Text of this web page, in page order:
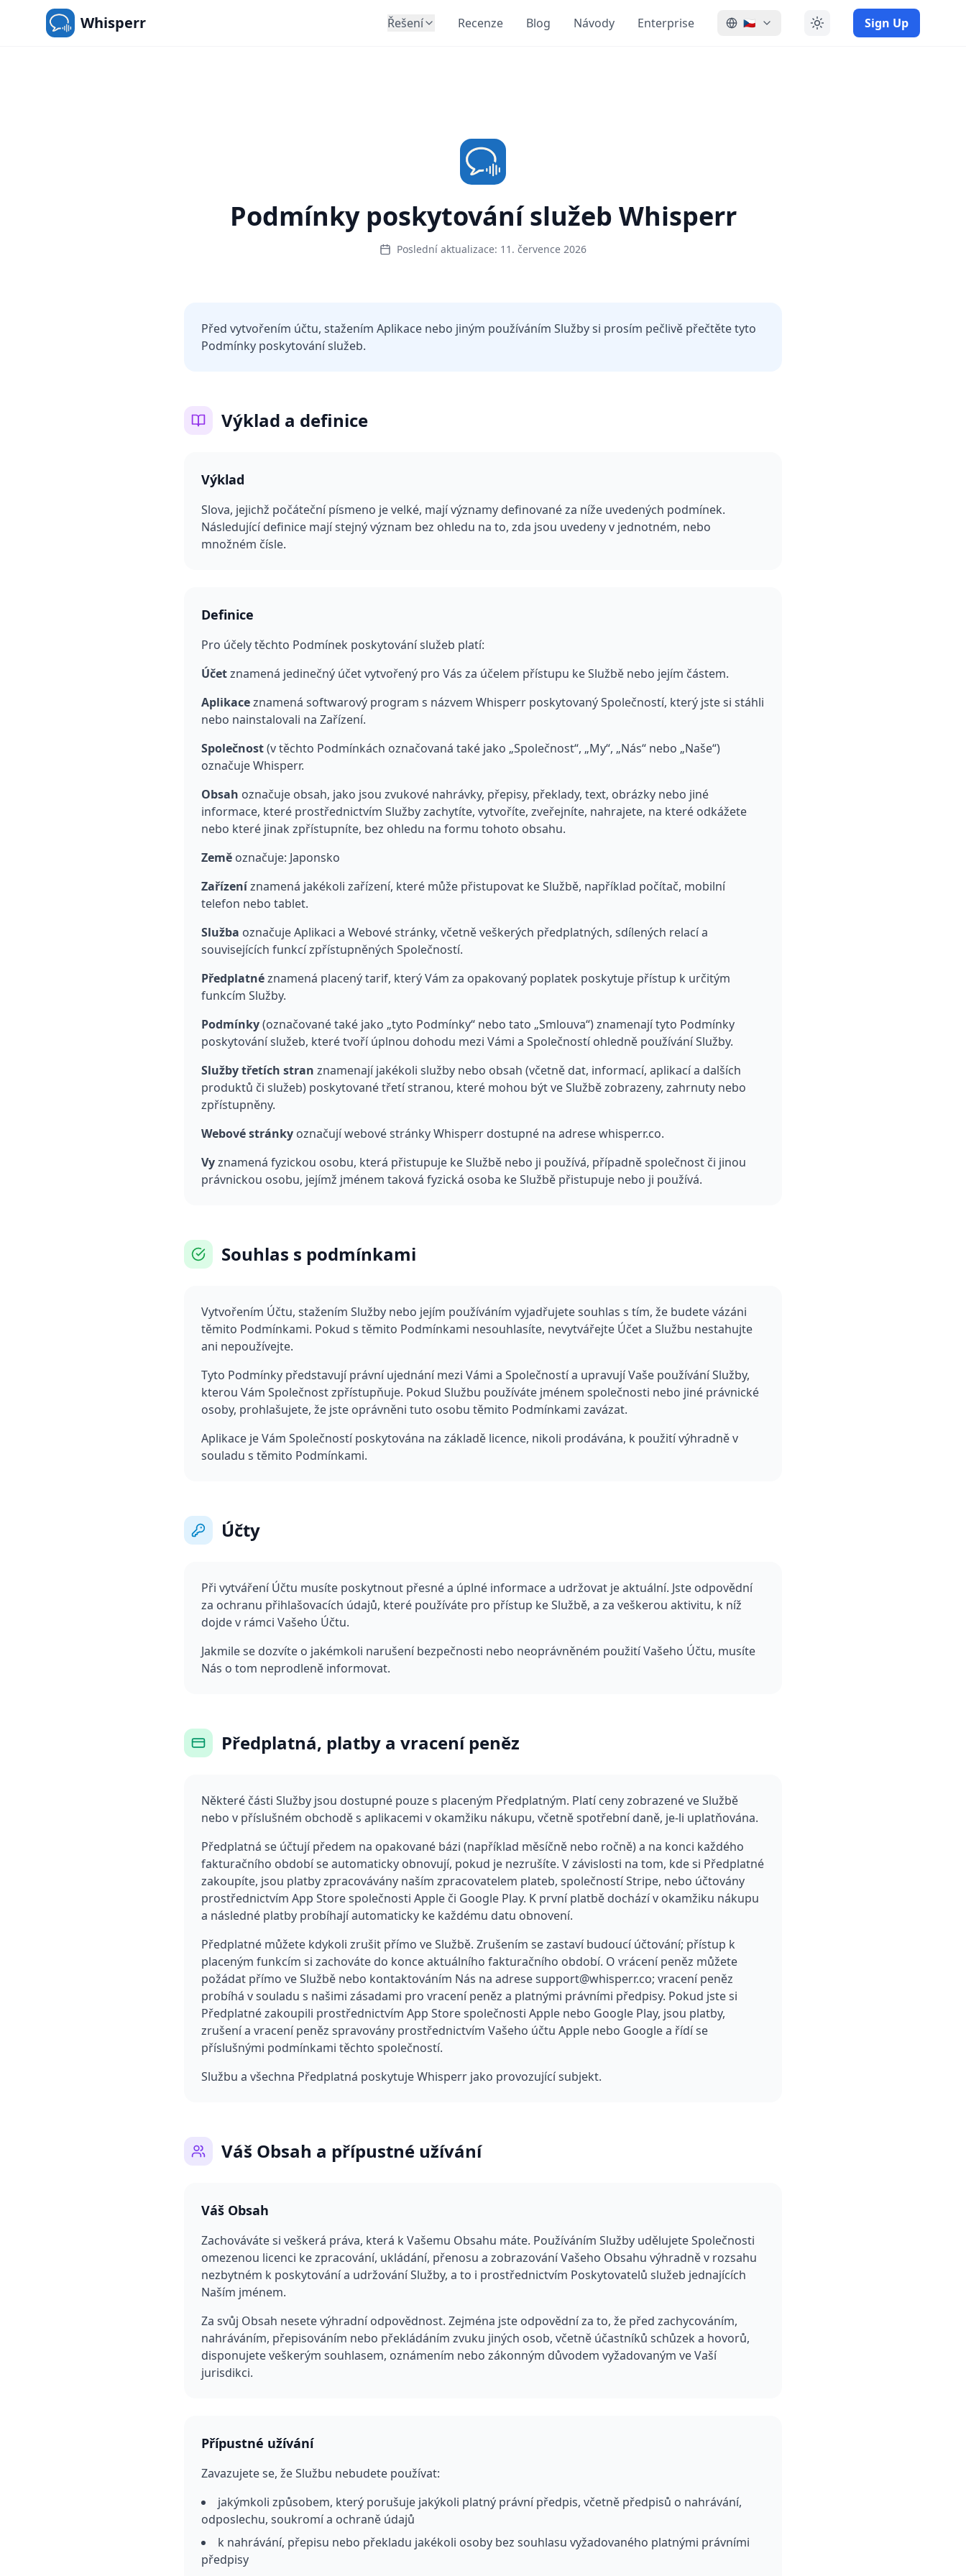
Whisperr Řešení Recenze Blog Návody Enterprise 🇨🇿 Sign Up
Podmínky poskytování služeb Whisperr
Poslední aktualizace: 11. července 2026
Před vytvořením účtu, stažením Aplikace nebo jiným používáním Služby si prosím pečlivě přečtěte tyto
Podmínky poskytování služeb.
Výklad a definice
Výklad
Slova, jejichž počáteční písmeno je velké, mají významy definované za níže uvedených podmínek.
Následující definice mají stejný význam bez ohledu na to, zda jsou uvedeny v jednotném, nebo
množném čísle.
Definice
Pro účely těchto Podmínek poskytování služeb platí:
Účetznamená jedinečný účet vytvořený pro Vás za účelem přístupu ke Službě nebo jejím částem.
Aplikaceznamená softwarový program s názvem Whisperr poskytovaný Společností, který jste si stáhli
nebo nainstalovali na Zařízení.
Společnost(v těchto Podmínkách označovaná také jako „Společnost“, „My“, „Nás“ nebo „Naše“)
označuje Whisperr.
Obsah označuje obsah, jako jsou zvukové nahrávky, přepisy, překlady, text, obrázky nebo jiné
informace, které prostřednictvím Služby zachytíte, vytvoříte, zveřejníte, nahrajete, na které odkážete
nebo které jinak zpřístupníte, bez ohledu na formu tohoto obsahu.
Země označuje: Japonsko
Zařízeníznamená jakékoli zařízení, které může přistupovat ke Službě, například počítač, mobilní
telefon nebo tablet.
Služba označuje Aplikaci a Webové stránky, včetně veškerých předplatných, sdílených relací a
souvisejících funkcí zpřístupněných Společností.
Předplatnéznamená placený tarif, který Vám za opakovaný poplatek poskytuje přístup k určitým
funkcím Služby.
Podmínky(označované také jako „tyto Podmínky“ nebo tato „Smlouva“) znamenají tyto Podmínky
poskytování služeb, které tvoří úplnou dohodu mezi Vámi a Společností ohledně používání Služby.
Služby třetích stran znamenají jakékoli služby nebo obsah (včetně dat, informací, aplikací a dalších
produktů či služeb) poskytované třetí stranou, které mohou být ve Službě zobrazeny, zahrnuty nebo
zpřístupněny.
Webové stránky označují webové stránky Whisperr dostupné na adrese whisperr.co.
Vyznamená fyzickou osobu, která přistupuje ke Službě nebo ji používá, případně společnost či jinou
právnickou osobu, jejímž jménem taková fyzická osoba ke Službě přistupuje nebo ji používá.
Souhlas s podmínkami
Vytvořením Účtu, stažením Služby nebo jejím používáním vyjadřujete souhlas s tím, že budete vázáni
těmito Podmínkami. Pokud s těmito Podmínkami nesouhlasíte, nevytvářejte Účet a Službu nestahujte
ani nepoužívejte.
Tyto Podmínky představují právní ujednání mezi Vámi a Společností a upravují Vaše používání Služby,
kterou Vám Společnost zpřístupňuje. Pokud Službu používáte jménem společnosti nebo jiné právnické
osoby, prohlašujete, že jste oprávněni tuto osobu těmito Podmínkami zavázat.
Aplikace je Vám Společností poskytována na základě licence, nikoli prodávána, k použití výhradně v
souladu s těmito Podmínkami.
Účty
Při vytváření Účtu musíte poskytnout přesné a úplné informace a udržovat je aktuální. Jste odpovědní
za ochranu přihlašovacích údajů, které používáte pro přístup ke Službě, a za veškerou aktivitu, k níž
dojde v rámci Vašeho Účtu.
Jakmile se dozvíte o jakémkoli narušení bezpečnosti nebo neoprávněném použití Vašeho Účtu, musíte
Nás o tom neprodleně informovat.
Předplatná, platby a vracení peněz
Některé části Služby jsou dostupné pouze s placeným Předplatným. Platí ceny zobrazené ve Službě
nebo v příslušném obchodě s aplikacemi v okamžiku nákupu, včetně spotřební daně, je-li uplatňována.
Předplatná se účtují předem na opakované bázi (například měsíčně nebo ročně) a na konci každého
fakturačního období se automaticky obnovují, pokud je nezrušíte. V závislosti na tom, kde si Předplatné
zakoupíte, jsou platby zpracovávány naším zpracovatelem plateb, společností Stripe, nebo účtovány
prostřednictvím App Store společnosti Apple či Google Play. K první platbě dochází v okamžiku nákupu
a následné platby probíhají automaticky ke každému datu obnovení.
Předplatné můžete kdykoli zrušit přímo ve Službě. Zrušením se zastaví budoucí účtování; přístup k
placeným funkcím si zachováte do konce aktuálního fakturačního období. O vrácení peněz můžete
požádat přímo ve Službě nebo kontaktováním Nás na adrese support@whisperr.co; vracení peněz
probíhá v souladu s našimi zásadami pro vracení peněz a platnými právními předpisy. Pokud jste si
Předplatné zakoupili prostřednictvím App Store společnosti Apple nebo Google Play, jsou platby,
zrušení a vracení peněz spravovány prostřednictvím Vašeho účtu Apple nebo Google a řídí se
příslušnými podmínkami těchto společností.
Službu a všechna Předplatná poskytuje Whisperr jako provozující subjekt.
Váš Obsah a přípustné užívání
Váš Obsah
Zachováváte si veškerá práva, která k Vašemu Obsahu máte. Používáním Služby udělujete Společnosti
omezenou licenci ke zpracování, ukládání, přenosu a zobrazování Vašeho Obsahu výhradně v rozsahu
nezbytném k poskytování a udržování Služby, a to i prostřednictvím Poskytovatelů služeb jednajících
Naším jménem.
Za svůj Obsah nesete výhradní odpovědnost. Zejména jste odpovědní za to, že před zachycováním,
nahráváním, přepisováním nebo překládáním zvuku jiných osob, včetně účastníků schůzek a hovorů,
disponujete veškerým souhlasem, oznámením nebo zákonným důvodem vyžadovaným ve Vaší
jurisdikci.
Přípustné užívání
Zavazujete se, že Službu nebudete používat:
jakýmkoli způsobem, který porušuje jakýkoli platný právní předpis, včetně předpisů o nahrávání,
odposlechu, soukromí a ochraně údajů
k nahrávání, přepisu nebo překladu jakékoli osoby bez souhlasu vyžadovaného platnými právními
předpisy